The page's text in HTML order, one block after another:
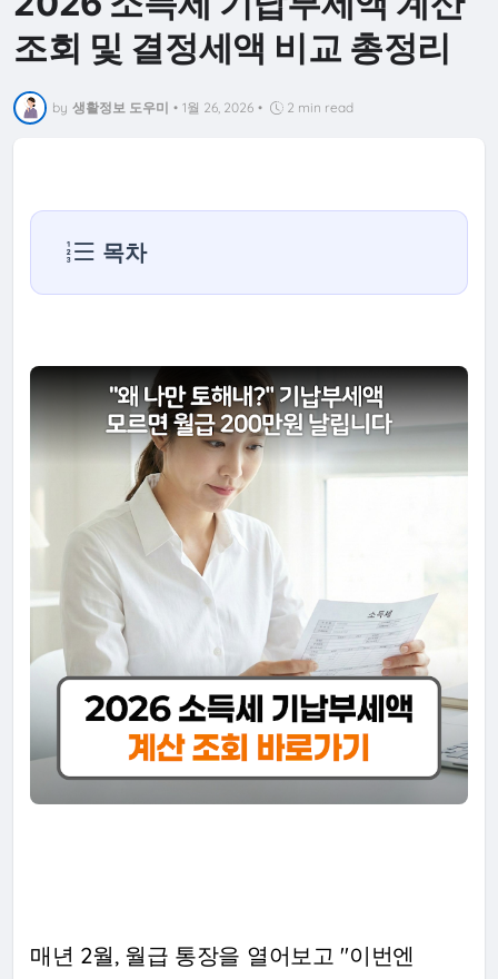
조회 및 결정세액 비교 총정리
by 생활정보 도우미 • 1월 26, 2026 • 2 min read
목차
매년 2월, 월급 통장을 열어보고 "이번엔